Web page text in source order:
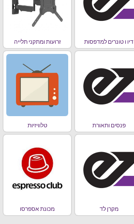
דיו ו טונרים למדפסות זרועות ומתקני תלייה
פנסים ותאורת טלוויזיות
מקרן לד מכונת אספרסו